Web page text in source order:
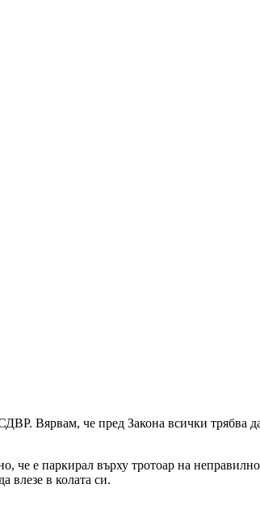
Вярвам, че пред Закона всички трябва
че е паркирал върху тротоар на
влезе в колата си.